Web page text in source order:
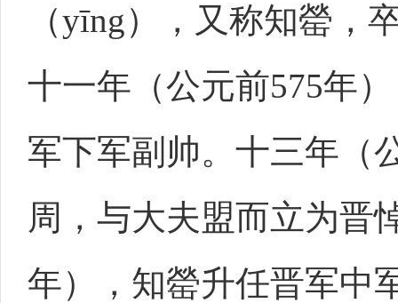
（yīng），又称知罃，
十一年（公元前575年
军下军副帅。十三年（
周，与大夫盟而立为晋
年），知罃升任晋军中